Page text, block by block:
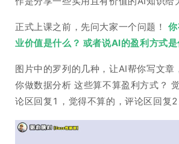
正式上课之前，先问大家一个问题！
业价值是什么？ 或者说AI的盈利方式是
图片中的罗列的几种，让AI帮你写文章
你做数据分析 这些算不算盈利方式？
论区回复1，觉得不算的，评论区回复2